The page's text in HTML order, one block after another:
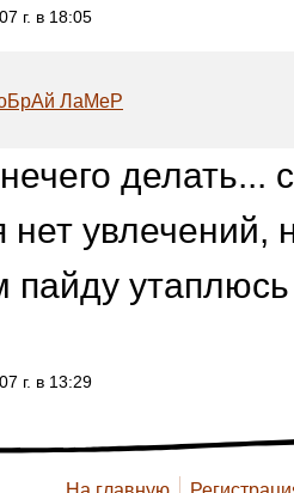
г. в 18:05
ЛаМеР
делать...
нет увлечений,
пайду
г. в 13:29